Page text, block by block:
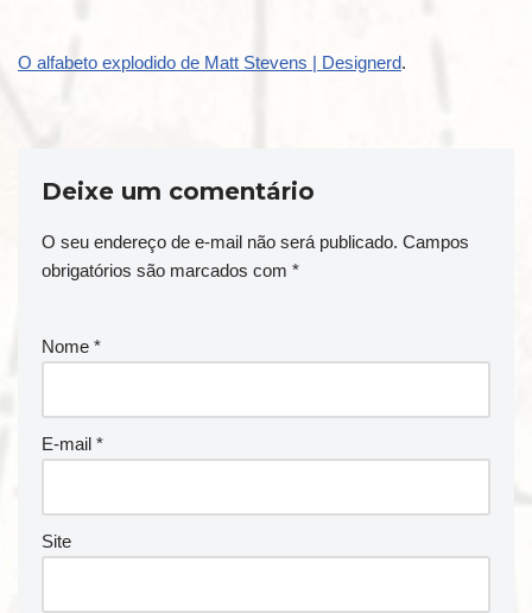
O alfabeto explodido de Matt Stevens | Designerd.
Deixe um comentário
O seu endereço de e-mail não será publicado. Campos
obrigatórios são marcados com *
Nome *
E-mail *
Site